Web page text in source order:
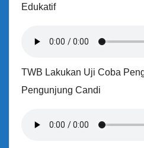
Edukatif
TWB Lakukan Uji Coba
Pengunjung Candi